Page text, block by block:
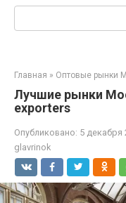
Главная » Оптовые рынки
Лучшие рынки
exporters
Опубликовано: 5 декабря
glavrinok